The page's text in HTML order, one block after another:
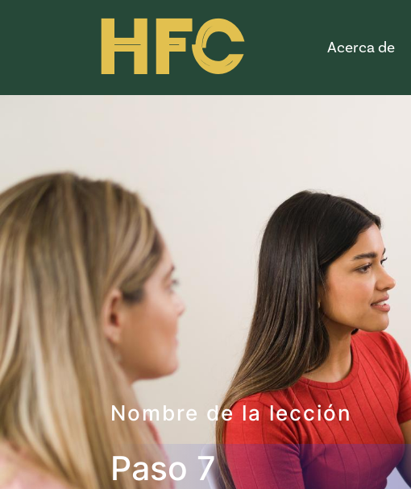
HFC Acerca de
Nombre de la lección
Paso 7